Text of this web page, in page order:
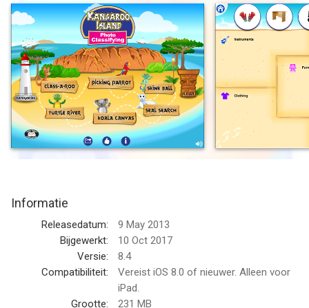
• Animals
• Bathroom
• Clothing
• Colors
• Foods
• Furniture
• Instruments
• Kitchen
• Lowercase Letters
• Shapes
• Tools
• Transportation
Children get to tour Kangaroo Island in Australia and play six
interactive activities while improving their vocabulary and
Informatie
Releasedatum:
9 May 2013
Bijgewerkt:
10 Oct 2017
Versie:
8.4
Compatibiliteit:
Vereist iOS 8.0 of nieuwer. Alleen voor
iPad.
Grootte:
231 MB